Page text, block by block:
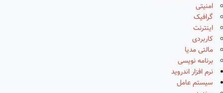
امنیتی
گرافیک
اینترنت
کاربردی
مالتی مدیا
برنامه نویسی
نرم افزار اندروید
سیستم عامل